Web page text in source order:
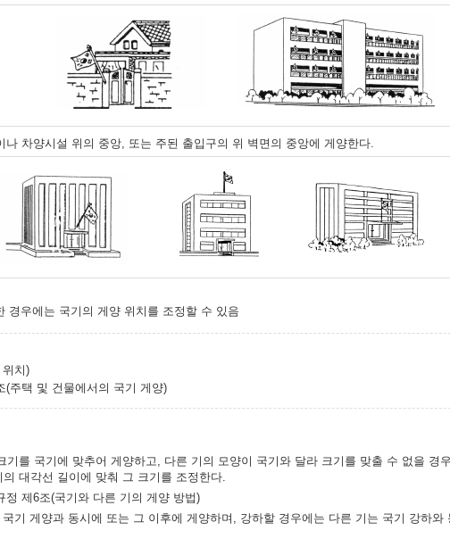
차양시설 위의 중앙, 또는 주된 출입구의 위 벽면의 중앙에 게양한다.
우에는 국기의 게양 위치를 조정할 수 있음
치)
(주택 및 건물에서의 국기 게양)
를 국기에 맞추어 게양하고, 다른 기의 모양이 국기와 달라 크기를 맞출 수 없을 경
대각선 길이에 맞춰 그 크기를 조정한다.
정 제6조(국기와 다른 기의 게양 방법)
기 게양과 동시에 또는 그 이후에 게양하며, 강하할 경우에는 다른 기는 국기 강하와